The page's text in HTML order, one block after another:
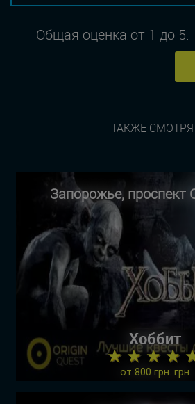
Общая оценка от 1 до 5:
ТАКЖЕ
Запорожье, проспект
Хоббит
★ ★ ★ ★
от 800 грн. грн.